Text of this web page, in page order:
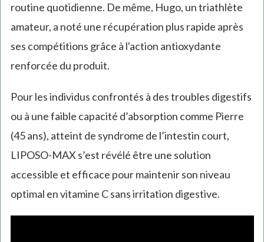
routine quotidienne. De même, Hugo, un triathlète
amateur, a noté une récupération plus rapide après
ses compétitions grâce à l'action antioxydante
renforcée du produit.
Pour les individus confrontés à des troubles digestifs
ou à une faible capacité d’absorption comme Pierre
(45 ans), atteint de syndrome de l’intestin court,
LIPOSO-MAX s’est révélé être une solution
accessible et efficace pour maintenir son niveau
optimal en vitamine C sans irritation digestive.